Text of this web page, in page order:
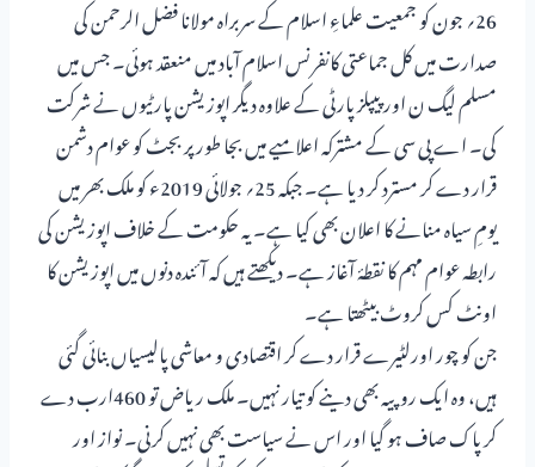
26؍ جون کو جمعیت علماءِ اسلام کے سربراہ مولانا فضل الرحمن کی
صدارت میں کل جماعتی کانفرنس اسلام آباد میں منعقد ہوئی۔ جس میں
مسلم لیگ ن اور پیپلز پارٹی کے علاوہ دیگر اپوزیشن پارٹیوں نے شرکت
کی۔ اے پی سی کے مشترکہ اعلامیے میں بجا طور پر بجٹ کو عوام دشمن
قرار دے کر مسترد کر دیا ہے۔ جبکہ 25؍ جولائی 2019ء کو ملک بھر میں
یومِ سیاہ منانے کا اعلان بھی کیا ہے۔ یہ حکومت کے خلاف اپوزیشن کی
رابطہ عوام مہم کا نقطۂ آغاز ہے۔ دیکھتے ہیں کہ آئندہ دنوں میں اپوزیشن کا
اونٹ کس کروٹ بیٹھتا ہے۔
جن کو چور اورلٹیرے قرار دے کر اقتصادی و معاشی پالیسیاں بنائی گئی
ہیں، وہ ایک روپیہ بھی دینے کو تیار نہیں۔ ملک ریاض تو 460ارب دے
کر پاک صاف ہو گیا اور اس نے سیاست بھی نہیں کرنی۔ نواز اور